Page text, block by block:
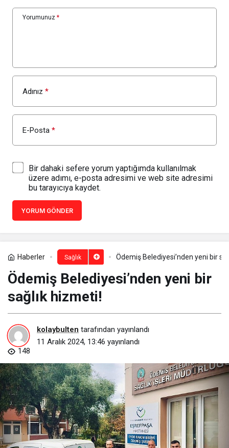
Yorumunuz *
Adınız *
E-Posta *
Bir dahaki sefere yorum yaptığımda kullanılmak
üzere adımı, e-posta adresimi ve web site adresimi
bu tarayıcıya kaydet.
YORUM GÖNDER
Haberler Sağlık Ödemiş Belediyesi’nden yeni bir
Ödemiş Belediyesi’nden yeni bir
sağlık hizmeti!
kolaybulten tarafından yayınlandı
11 Aralık 2024, 13:46 yayınlandı
148